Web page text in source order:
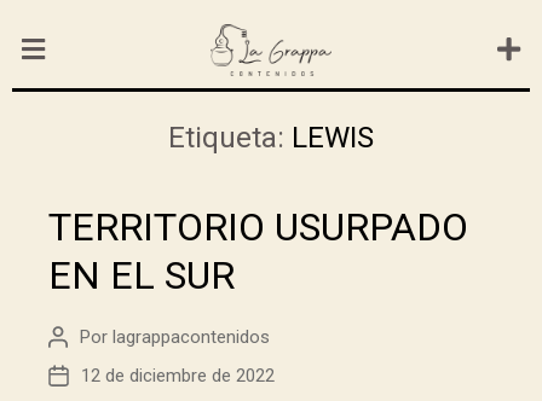
Etiqueta: LEWIS
TERRITORIO USURPADO
EN EL SUR
Por lagrappacontenidos
12 de diciembre de 2022